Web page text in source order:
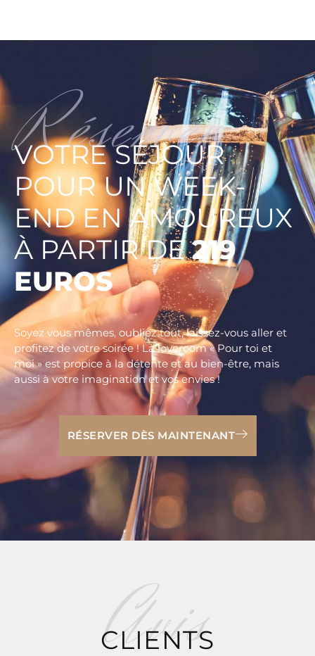
VOTRE SÉJOUR
POUR UN WEEK-
END EN AMOUREUX
À PARTIR DE219
EUROS
Soyez vous mêmes, oubliez tout, laissez-vous aller et
profitez de votre soirée ! La loveroom « Pour toi et
moi » est propice à la détente et au bien-être, mais
aussi à votre imagination et vos envies !
RÉSERVER DÈS MAINTENANT
CLIENTS